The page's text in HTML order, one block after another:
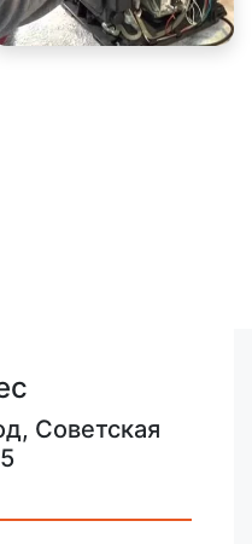
Советская